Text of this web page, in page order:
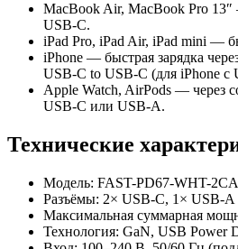
MacBook Air, MacBook Pro 13″
USB‑C.
iPad Pro, iPad Air, iPad mini —
iPhone — быстрая зарядка
USB‑C to USB‑C (для iPhone с
Apple Watch, AirPods — через
USB‑C или USB‑A.
Технические
Модель: FAST-PD67-WHT-2CA
Разъёмы: 2× USB‑C, 1× USB‑A
Максимальная суммарная
Технология: GaN, USB Power